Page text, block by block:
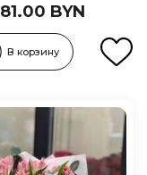
81.00 BYN
В корзину